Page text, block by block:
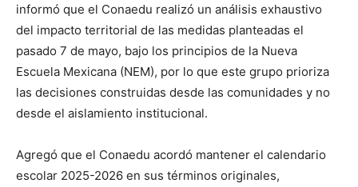
informó que el Conaedu realizó un análisis exhaustivo
del impacto territorial de las medidas planteadas el
pasado 7 de mayo, bajo los principios de la Nueva
Escuela Mexicana (NEM), por lo que este grupo prioriza
las decisiones construidas desde las comunidades y no
desde el aislamiento institucional.
Agregó que el Conaedu acordó mantener el calendario
escolar 2025-2026 en sus términos originales,